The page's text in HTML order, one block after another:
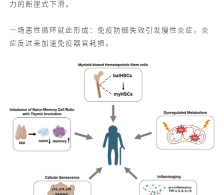
力的断崖式下滑。
一场恶性循环就此形成：免疫防御失效引发慢性炎症，炎
症反过来加速免疫器官耗损。